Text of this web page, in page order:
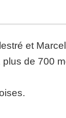
et
de 700